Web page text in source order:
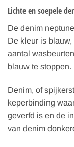
Lichte en soepele
De denim
De kleur is
aantal
blauw te stoppen.
Denim, of
keperbinding
geverfd is en de
van denim